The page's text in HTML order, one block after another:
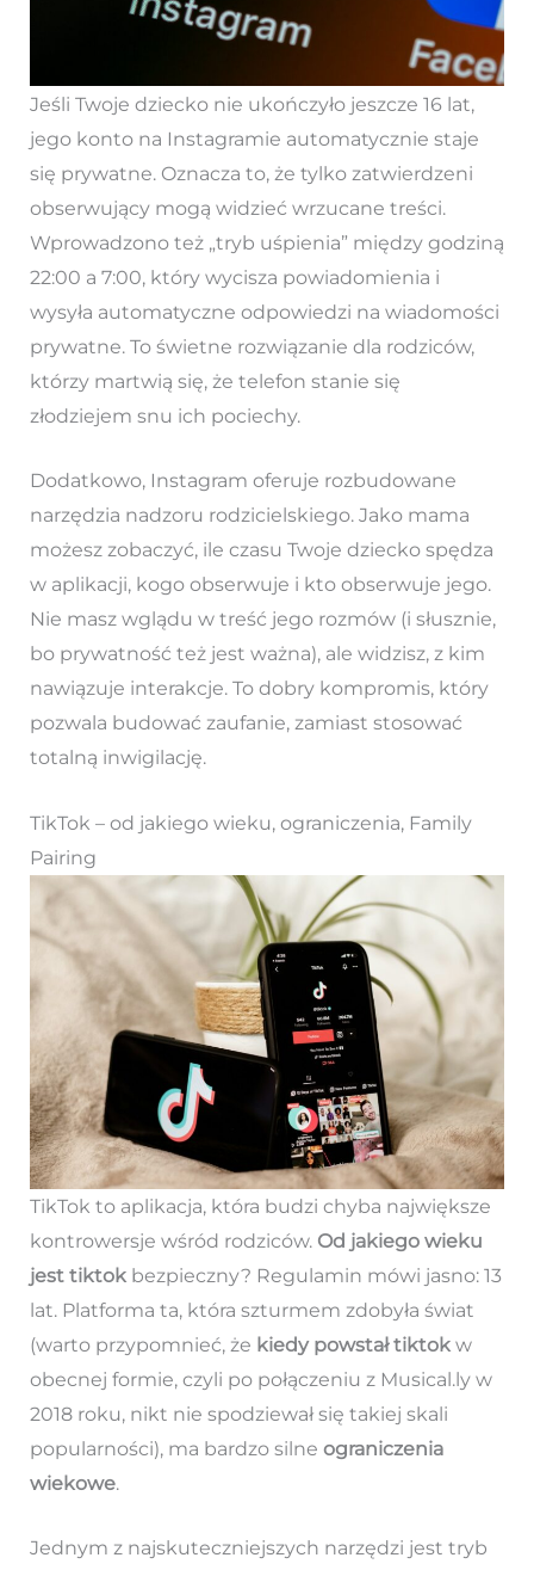
Jeśli Twoje dziecko nie ukończyło jeszcze 16 lat,
jego konto na Instagramie automatycznie staje
się prywatne. Oznacza to, że tylko zatwierdzeni
obserwujący mogą widzieć wrzucane treści.
Wprowadzono też „tryb uśpienia” między godziną
22:00 a 7:00, który wycisza powiadomienia i
wysyła automatyczne odpowiedzi na wiadomości
prywatne. To świetne rozwiązanie dla rodziców,
którzy martwią się, że telefon stanie się
złodziejem snu ich pociechy.
Dodatkowo, Instagram oferuje rozbudowane
narzędzia nadzoru rodzicielskiego. Jako mama
możesz zobaczyć, ile czasu Twoje dziecko spędza
w aplikacji, kogo obserwuje i kto obserwuje jego.
Nie masz wglądu w treść jego rozmów (i słusznie,
bo prywatność też jest ważna), ale widzisz, z kim
nawiązuje interakcje. To dobry kompromis, który
pozwala budować zaufanie, zamiast stosować
totalną inwigilację.
TikTok – od jakiego wieku, ograniczenia, Family
Pairing
TikTok to aplikacja, która budzi chyba największe
kontrowersje wśród rodziców. Od jakiego wieku
jest tiktokbezpieczny? Regulamin mówi jasno: 13
lat. Platforma ta, która szturmem zdobyła świat
(warto przypomnieć, że kiedy powstał tiktokw
obecnej formie, czyli po połączeniu z Musical.ly w
2018 roku, nikt nie spodziewał się takiej skali
popularności), ma bardzo silne ograniczenia
wiekowe.
Jednym z najskuteczniejszych narzędzi jest tryb